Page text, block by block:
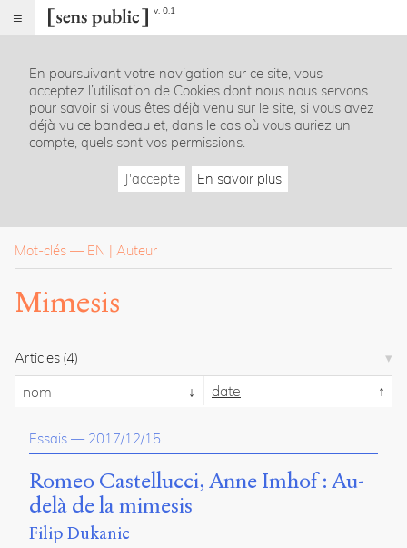
v. 0.1
Index
Rubriques
Essais
La
revue
Présentation
Publier
du
site
Archipel
En
ligne
En poursuivant votre navigation sur ce site, vous
acceptez l’utilisation de Cookies dont nous nous servons
pour savoir si vous êtes déjà venu sur le site, si vous avez
déjà vu ce bandeau et, dans le cas où vous auriez un
compte, quels sont vos permissions.
J'accepte En savoir plus
Mot-clés — EN Auteur
Mimesis
Articles (4)
nom date
Essais — 2017/12/15
Romeo Castellucci, Anne Imhof : Au-
delà de la mimesis
Filip Dukanic